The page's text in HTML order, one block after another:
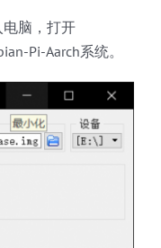
脑，打开
Pi-Aarch系统。